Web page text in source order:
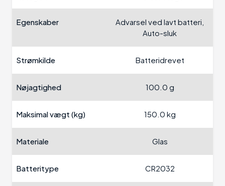
Egenskaber
Advarsel ved lavt batteri,
Auto-sluk
Strømkilde Batteridrevet
Nøjagtighed 100.0 g
Maksimal vægt (kg) 150.0 kg
Materiale Glas
Batteritype CR2032